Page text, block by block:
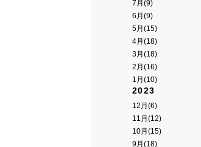
7月(9)
6月(9)
5月(15)
4月(18)
3月(18)
2月(16)
1月(10)
2023
12月(6)
11月(12)
10月(15)
9月(18)